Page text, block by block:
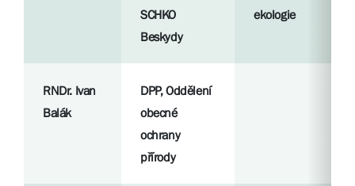
SCHKO
Beskydy
ekologie
RNDr. Ivan
Balák
DPP, Oddělení
obecné
ochrany
přírody